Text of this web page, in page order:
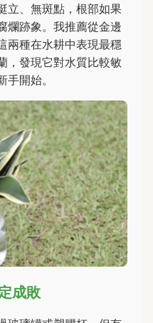
立、無斑點，根部如果
爛跡象。我推薦從金邊
兩種在水耕中表現最穩
，發現它對水質比較敏
開始。
成敗